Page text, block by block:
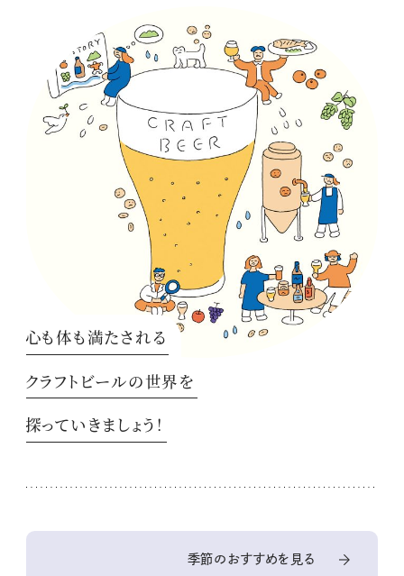
心も体も満たされる
クラフトビールの世界を
探っていきましょう！
季節のおすすめを見る